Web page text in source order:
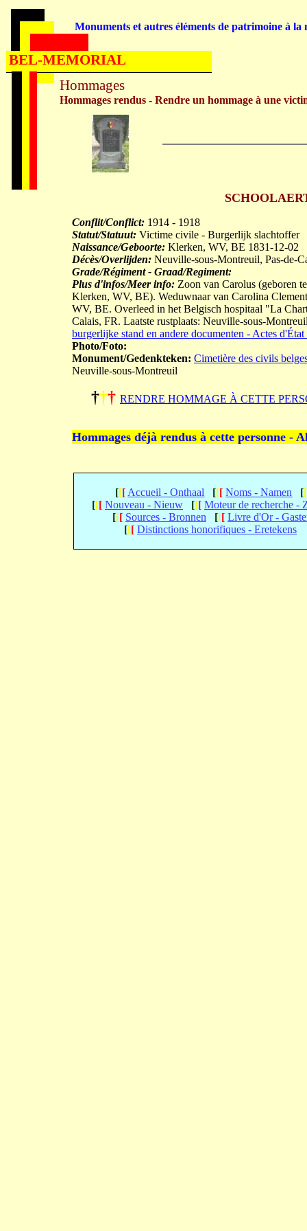
Conflit/Conflict: 1914 - 1918
Statut/Statuut: Victime civile - Burgerlijk slachtoffer
Naissance/Geboorte: Klerken, WV, BE 1831-12-02
Décès/Overlijden: Neuville-sous-Montreuil, Pas-de-
Grade/Régiment - Graad/Regiment:
Plus d'infos/Meer info: Zoon van Carolus (geboren
Klerken, WV, BE). Weduwnaar van Carolina
WV, BE. Overleed in het Belgisch hospitaal "La
Calais, FR. Laatste rustplaats: Neuville-sous-
burgerlijke stand en andere documenten - Actes
Photo/Foto:
Monument/Gedenkteken: Cimetière des civils
Neuville-sous-Montreuil
††† RENDRE HOMMAGE À CETTE
Hommages déjà rendus à cette personne -
[[[ Accueil - Onthaal [[[ Noms - Namen [[
[[[ Nouveau - Nieuw [[[ Moteur de recherche -
[[[ Sources - Bronnen [[[ Livre d'Or -
[[[ Distinctions honorifiques - Eretekens
Hommages
Hommages rendus - Rendre un hommage à une
Monuments et autres éléments de patrimoine à la
BEL-MEMORIAL